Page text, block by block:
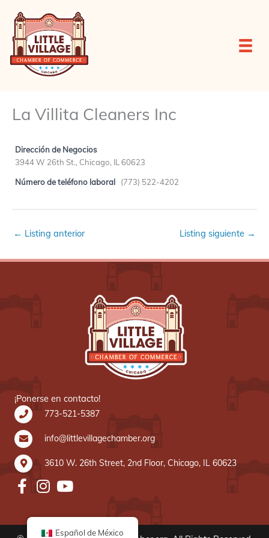
contenido
La Villita Cleaners Inc
Dirección de Negocios
3944 W 26th St., Chicago, IL 60623
Número de teléfono laboral (773) 522-4202
← Listing anterior Listing siguiente →
¡Ponerse en contacto!
773-521-5387
info@littlevillagechamber.org
3610 W. 26th Street, 2nd Floor, Chicago, IL 60623
Español de México